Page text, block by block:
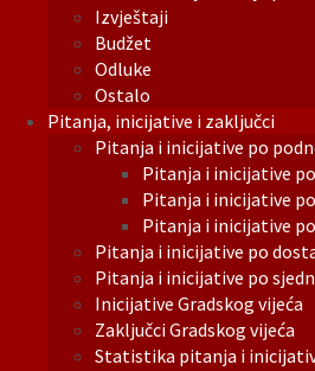
Izvještaji
Budžet
Odluke
Ostalo
Pitanja, inicijative i zaključci
Pitanja i inicijative po
Pitanja i inicijative
Pitanja i inicijative
Pitanja i inicijative
Pitanja i inicijative po
Pitanja i inicijative po
Inicijative Gradskog vijeća
Zaključci Gradskog vijeća
Statistika pitanja i